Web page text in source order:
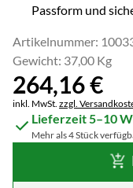
Passform und
Artikelnummer:
Gewicht: 37,00 Kg
264,16€
Steuerhinweis:
inkl. MwSt. zzgl.
Lieferzeit 5–10
Mehr als 4 Stück